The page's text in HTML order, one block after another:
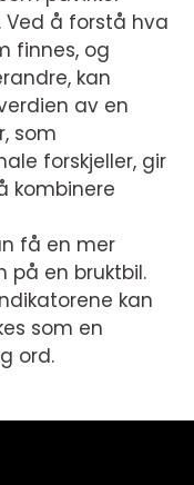
Ved å forstå hva
finnes, og
kan
av en
som
forskjeller, gir
kombinere
få en mer
på en bruktbil.
kan
som en
ord.